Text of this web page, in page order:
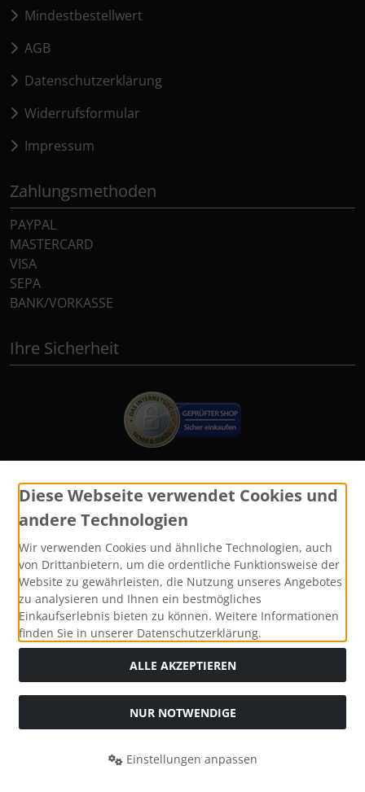
Mindestbestellwert
AGB
Datenschutzerklärung
Widerrufsformular
Impressum
Zahlungsmethoden
PAYPAL
MASTERCARD
VISA
SEPA
BANK/VORKASSE
Ihre Sicherheit
Widerrufsformular
Alle Preise inkl. gesetzl. MwSt. zzgl.Versandkosten
bei Katzen und Hundefutter, Yomis Onlineshop.
Katzen und Hundefutter, Yomis Onlineshop © 2026 |
Diese Webseite verwendet Cookies und
andere Technologien
Wir verwenden Cookies und ähnliche Technologien, auch
von Drittanbietern, um die ordentliche Funktionsweise der
Website zu gewährleisten, die Nutzung unseres Angebotes
zu analysieren und Ihnen ein bestmögliches
Einkaufserlebnis bieten zu können. Weitere Informationen
finden Sie in unserer Datenschutzerklärung.
ALLE AKZEPTIEREN
NUR NOTWENDIGE
Einstellungen anpassen